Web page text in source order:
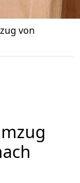
von